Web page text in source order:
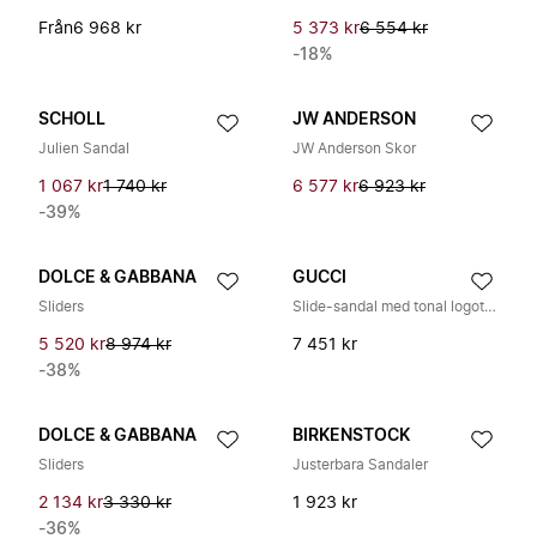
Från6 968 kr 5 373 kr6 554 kr
-18%
SCHOLL
Julien Sandal
1 067 kr1 740 kr
-39%
JW ANDERSON
JW Anderson Skor
6 577 kr6 923 kr
DOLCE & GABBANA
Sliders
5 520 kr8 974 kr
-38%
GUCCI
Slide-sandal med tonal logotyp
7 451 kr
DOLCE & GABBANA
Sliders
2 134 kr3 330 kr
-36%
BIRKENSTOCK
Justerbara Sandaler
1 923 kr